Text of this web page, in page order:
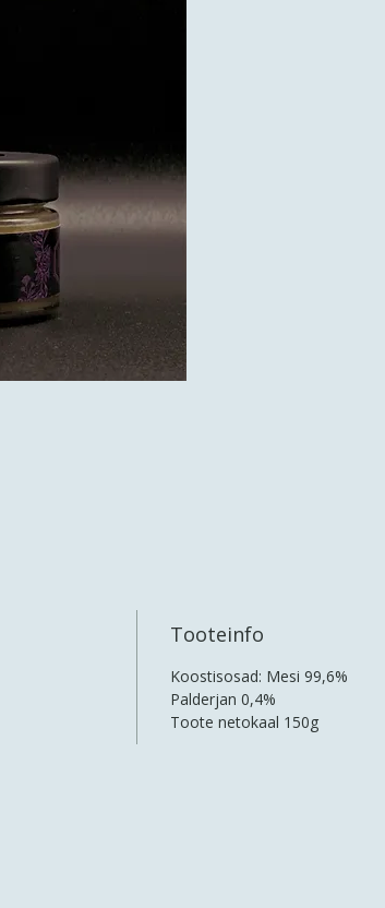
Tooteinfo
Koostisosad: Mesi 99,6%
Palderjan 0,4%
Toote netokaal 150g